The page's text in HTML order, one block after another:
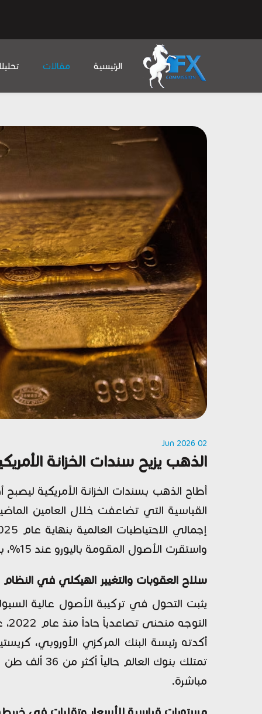
الرئيسية مقالات
02 Jun 2026
الذهب يزيح سندات الخزانة
أطاح الذهب بسندات الخزانة الأمريكية
واستقرت الأصول المقومة باليورو عند 15%، برغم أن الدولار بمختلف أصوله لا يزال يحتفظ بحصة الأسد البالغة 42%.
سلاح العقوبات والتغيير الهيكلي في
يثبت التحول في تركيبة الأصول عالية
أكدته رئيسة البنك المركزي الأوروبي،
تمتلك
مباشرة.